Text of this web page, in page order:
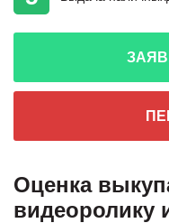
Оценка
видеоролику